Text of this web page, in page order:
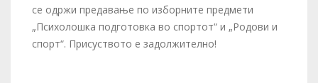
се одржи предавање по изборните предмети
„Психолошка подготовка во спортот“ и „Родови и
спорт“. Присуството е задолжително!